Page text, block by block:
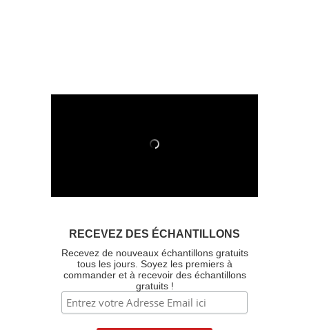
RECEVEZ DES ÉCHANTILLONS
Recevez de nouveaux échantillons gratuits
tous les jours. Soyez les premiers à
commander et à recevoir des échantillons
gratuits !